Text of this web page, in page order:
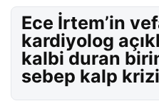
Ece İrtem’in
kardiyolog
kalbi duran
sebep kalp